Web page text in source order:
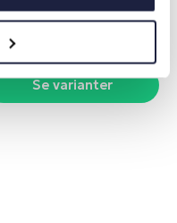
Se varianter